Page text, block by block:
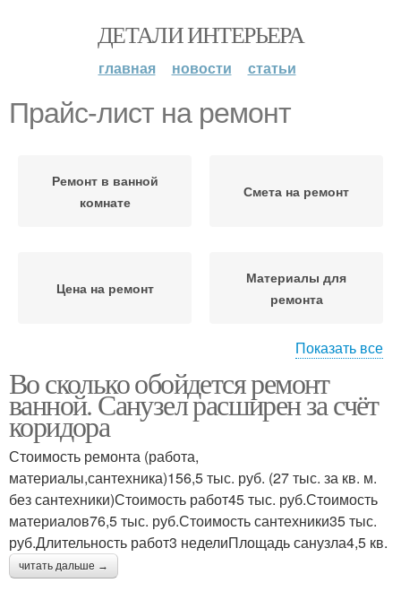
ДЕТАЛИ ИНТЕРЬЕРА
главная новости статьи
Прайс-лист на ремонт
Ремонт в ванной
комнате
Смета на ремонт
Цена на ремонт
Материалы для
ремонта
Бюджетный ремонт
Показать все
Во сколько обойдется ремонт
ванной. Санузел расширен за счёт
коридора
Стоимость ремонта (работа,
материалы,сантехника)156,5 тыс. руб. (27 тыс. за кв. м.
без сантехники)Стоимость работ45 тыс. руб.Стоимость
материалов76,5 тыс. руб.Стоимость сантехники35 тыс.
руб.Длительность работ3 неделиПлощадь санузла4,5 кв.
читать дальше →